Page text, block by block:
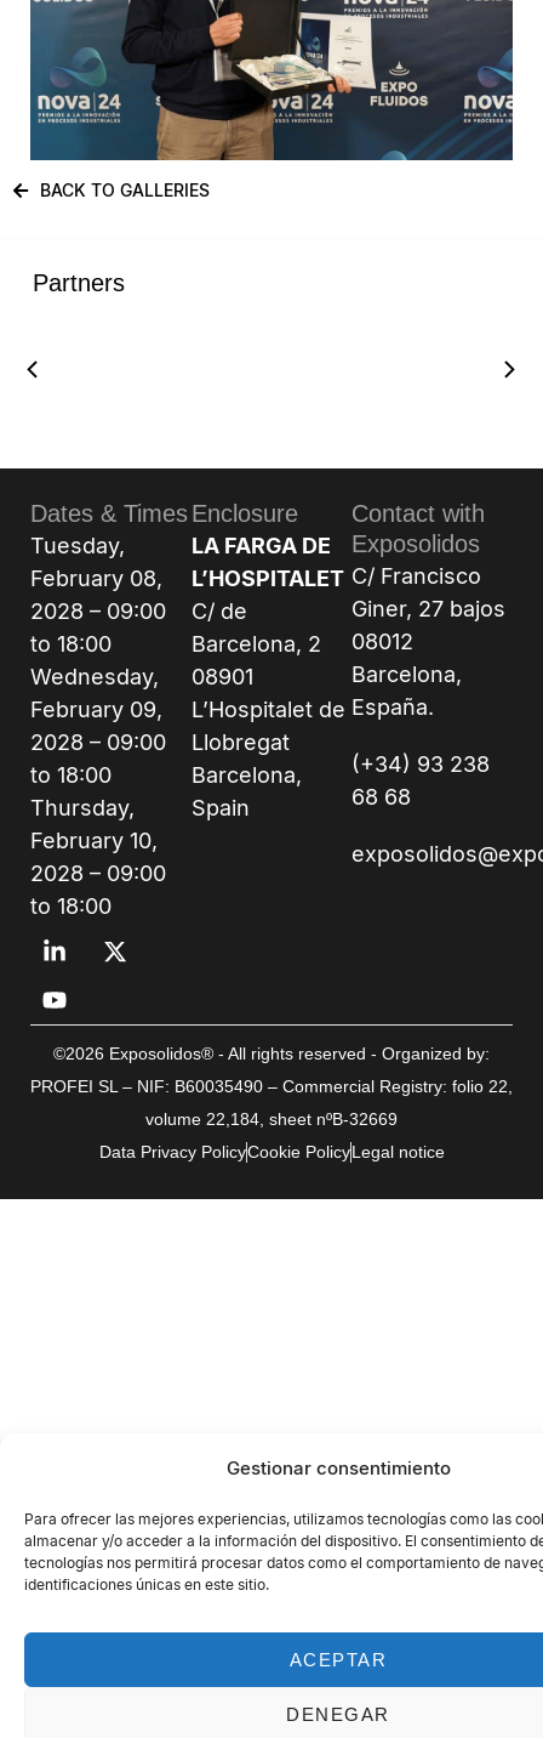
Gestionar consentimiento
Para ofrecer las mejores experiencias, utilizamos tecnologías como las
almacenar y/o acceder a la información del dispositivo. El consentimiento
tecnologías nos permitirá procesar datos como el comportamiento de
identificaciones únicas en este sitio.
ACEPTAR
DENEGAR
BACK TO GALLERIES
Partners
Dates & Times
Tuesday,
February 08,
2028 – 09:00
to 18:00
Wednesday,
February 09,
2028 – 09:00
to 18:00
Thursday,
February 10,
2028 – 09:00
to 18:00
Enclosure
LA FARGA DE
L’HOSPITALET
C/ de
Barcelona, 2
08901
L’Hospitalet de
Llobregat
Barcelona,
Spain
Contact with
Exposolidos
C/ Francisco
Giner, 27 bajos
08012
Barcelona,
España.
(+34) 93 238
68 68
©2026 Exposolidos® - All rights reserved - Organized by:
PROFEI SL – NIF: B60035490 – Commercial Registry: folio 22,
volume 22,184, sheet nºB-32669
Data Privacy PolicyCookie PolicyLegal notice